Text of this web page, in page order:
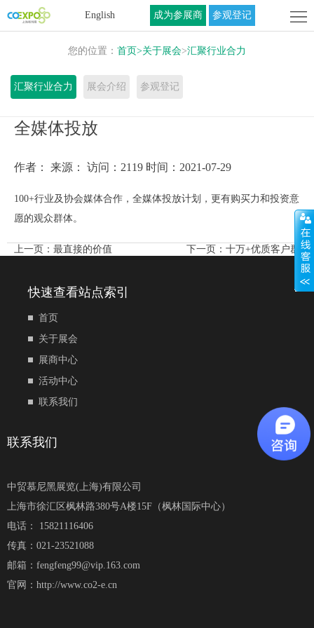
English 成为参展商 参观登记
首
于
展
您的位置： 首页>关于展会>汇聚行业合力
汇聚行业合力 展会介绍 参观登记
全媒体投放
作者： 来源： 访问：2119 时间：2021-07-29
100+行业及协会媒体合作，全媒体投放计划，更有购买力和投资意
愿的观众群体。
上一页： 最直接的价值 下一页： 十万+优质客户群
快速查看站点索引
首页
关于展会
展商中心
活动中心
联系我们
联系我们
中贸慕尼黑展览(上海)有限公司
上海市徐汇区枫林路380号A楼15F（枫林国际中心）
电话： 15821116406
传真：021-23521088
邮箱：fengfeng99@vip.163.com
官网：http://www.co2-e.cn